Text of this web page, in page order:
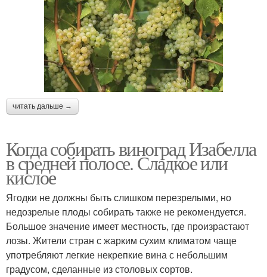
читать дальше →
Когда собирать виноград Изабелла
в средней полосе. Сладкое или
кислое
Ягодки не должны быть слишком перезрелыми, но
недозрелые плоды собирать также не рекомендуется.
Большое значение имеет местность, где произрастают
лозы. Жители стран с жарким сухим климатом чаще
употребляют легкие некрепкие вина с небольшим
градусом, сделанные из столовых сортов.